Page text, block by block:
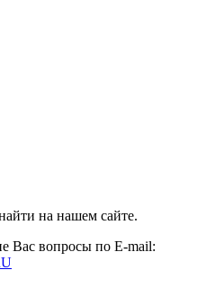
на нашем сайте.
Вас вопросы по E-mail: